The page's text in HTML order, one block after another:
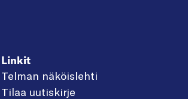
Linkit
Telman näköislehti
Tilaa uutiskirje